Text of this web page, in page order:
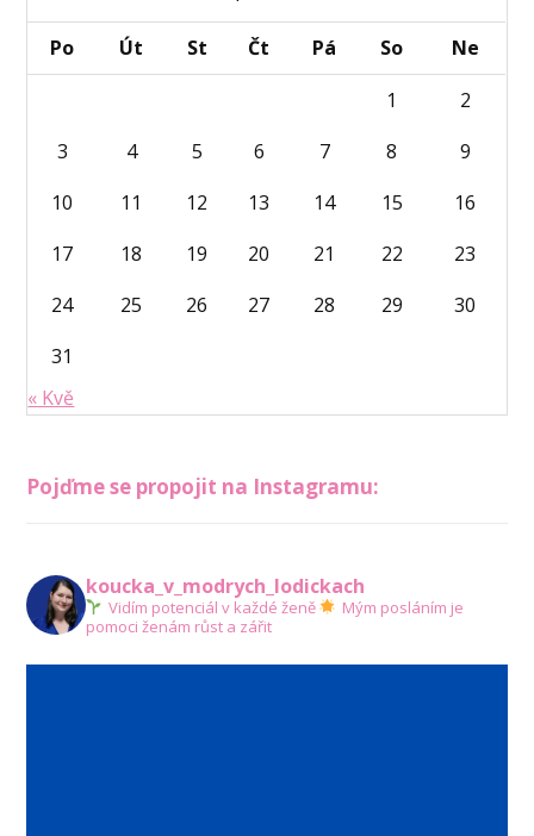
Po Út St Čt Pá So
Ne
1
2
3
4 5 6 7 8
9
10
11 12 13 14 15
16
17
18 19 20 21 22
23
24
25 26 27 28 29
30
31
« Kvě
Pojďme se propojit na Instagramu:
koucka_v_modrych_lodickach
Vidím potenciál v každé ženě
Mým posláním je
pomoci ženám růst a zářit